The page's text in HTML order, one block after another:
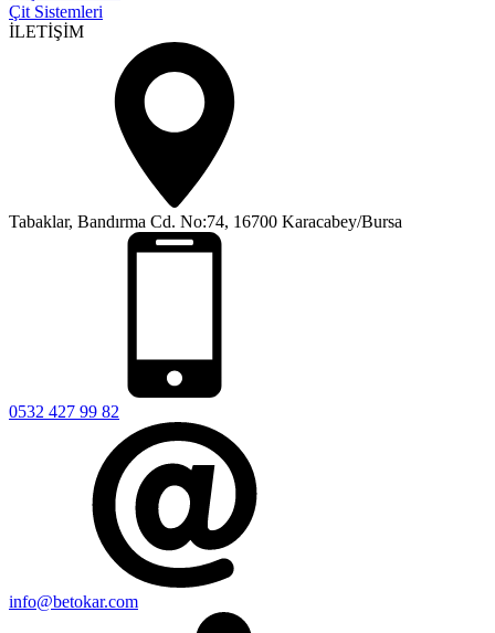
Çit Sistemleri
İLETİŞİM
Tabaklar, Bandırma Cd. No:74, 16700 Karacabey/Bursa
0532 427 99 82
info@betokar.com